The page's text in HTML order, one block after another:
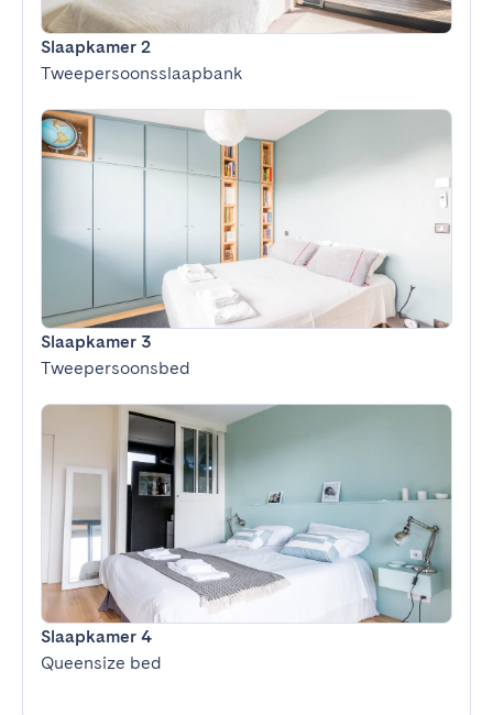
Slaapkamer 2
Tweepersoonsslaapbank
Slaapkamer 3
Tweepersoonsbed
Slaapkamer 4
Queensize bed